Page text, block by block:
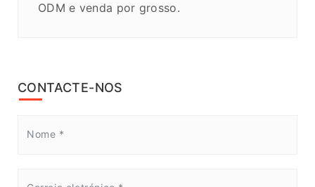
ODM e venda por grosso.
CONTACTE-NOS